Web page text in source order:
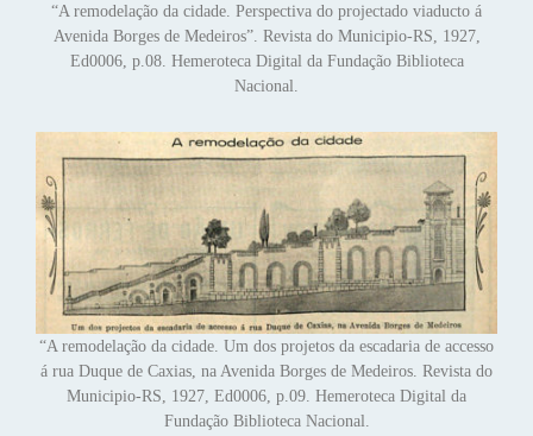
“A remodelação da cidade. Perspectiva do projectado viaducto á
Avenida Borges de Medeiros”. Revista do Municipio-RS, 1927,
Ed0006, p.08. Hemeroteca Digital da Fundação Biblioteca
Nacional.
“A remodelação da cidade. Um dos projetos da escadaria de accesso
á rua Duque de Caxias, na Avenida Borges de Medeiros. Revista do
Municipio-RS, 1927, Ed0006, p.09. Hemeroteca Digital da
Fundação Biblioteca Nacional.